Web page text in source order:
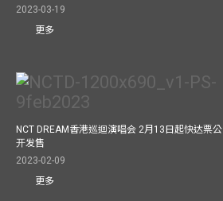
2023-03-19
更多
NCT DREAM香港巡迴演唱会 2月13日起快达票公
开发售
2023-02-09
更多